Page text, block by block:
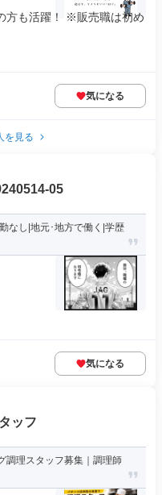
方も活躍！ ※販売職は初め
気になる
を見る
05
なし|地元･地方で働く|学歴
気になる
ッフ
調理スタッフ募集｜調理師